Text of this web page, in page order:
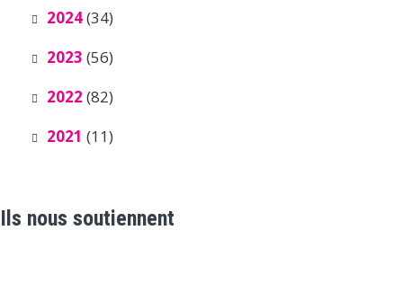
2024(34)
2023 (56)
2022 (82)
2021 (11)
Ils nous soutiennent